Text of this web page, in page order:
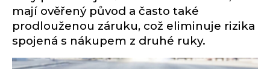
mají ověřený původ a často také
prodlouženou záruku, což eliminuje rizika
spojená s nákupem z druhé ruky.